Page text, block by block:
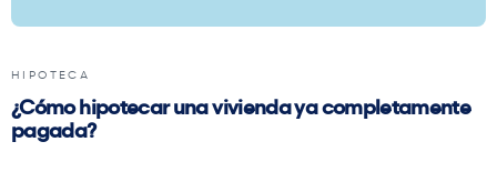
HIPOTECA
¿Cómo hipotecar una vivienda ya completamente
pagada?